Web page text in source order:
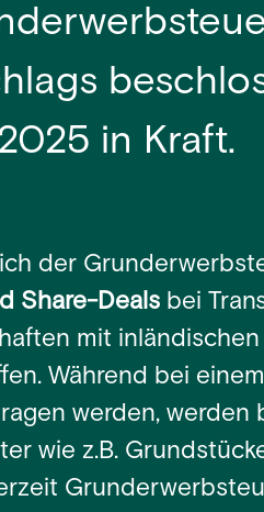
in Kraft.
der
Share-Deals bei
mit inländischen
Während bei
werden, werden
wie z.B.